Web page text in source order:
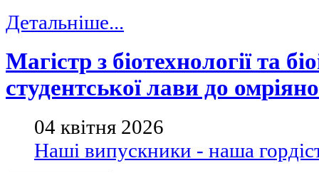
Детальніше...
Магістр з біотехнології та
студентської лави до
04 квітня 2026
Наші випускники - наша